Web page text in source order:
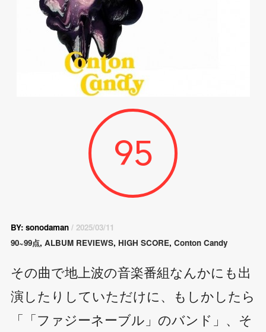
95
BY: sonodaman/ 2025/03/11
90~99点, ALBUM REVIEWS, HIGH SCORE, Conton Candy
その曲で地上波の音楽番組なんかにも出
演したりしていただけに、もしかしたら
「「ファジーネーブル」のバンド」、そ